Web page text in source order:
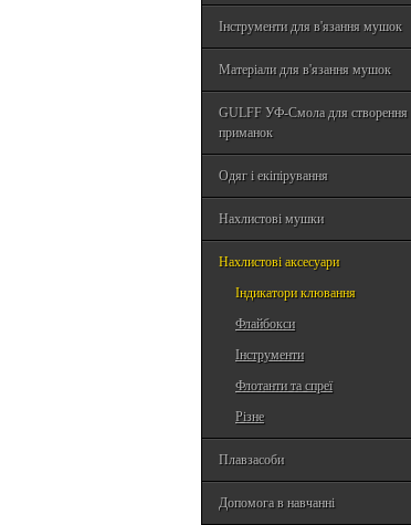
Інструменти для в'язання мушок
Матеріали для в'язання мушок
GULFF УФ-Смола для створення
приманок
Одяг і екіпірування
Нахлистові мушки
Нахлистові аксесуари
Індикатори клювання
Флайбокси
Інструменти
Флотанти та спреї
Різне
Плавзасоби
Допомога в навчанні